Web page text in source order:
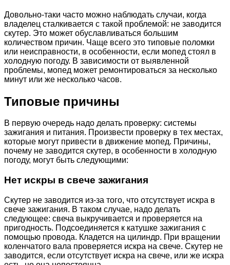
Довольно-таки часто можно наблюдать случаи, когда
владелец сталкивается с такой проблемой: не заводится
скутер. Это может обуславливаться большим
количеством причин. Чаще всего это типовые поломки
или неисправности, в особенности, если мопед стоял в
холодную погоду. В зависимости от выявленной
проблемы, мопед может ремонтироваться за несколько
минут или же несколько часов.
Типовые причины
В первую очередь надо делать проверку: системы
зажигания и питания. Произвести проверку в тех местах,
которые могут привести в движение мопед. Причины,
почему не заводится скутер, в особенности в холодную
погоду, могут быть следующими:
Нет искры в свече зажигания
Скутер не заводится из-за того, что отсутствует искра в
свече зажигания. В таком случае, надо делать
следующее: свеча выкручивается и проверяется на
пригодность. Подсоединяется к катушке зажигания с
помощью провода. Кладется на цилиндр. При вращении
коленчатого вала проверяется искра на свече. Скутер не
заводится, если отсутствует искра на свече, или же искра